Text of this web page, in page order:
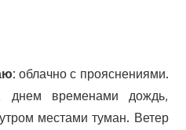
облачно с прояснениями.
днем временами дождь,
местами туман. Ветер